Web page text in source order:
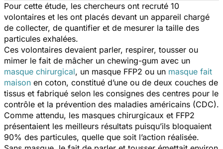
Pour cette étude, les chercheurs ont recruté 10
volontaires et les ont placés devant un appareil chargé
de collecter, de quantifier et de mesurer la taille des
particules exhalées.
Ces volontaires devaient parler, respirer, tousser ou
mimer le fait de mâcher un chewing-gum avec un
masque chirurgical, un masque FFP2 ou un masque fait
maison en coton, constitué d’une ou de deux couches de
tissus et fabriqué selon les consignes des centres pour le
contrôle et la prévention des maladies américains (CDC).
Comme attendu, les masques chirurgicaux et FFP2
présentaient les meilleurs résultats puisqu’ils bloquaient
90% des particules, quelle que soit l’action réalisée.